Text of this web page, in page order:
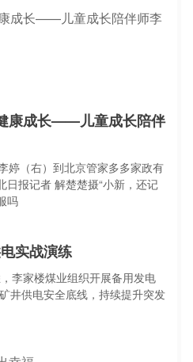
康成长——儿童成长陪伴
婷（右）到北京管家多多家政有
日报记者 解楚楚摄“小新，还记
吗
实战演练
李家楼煤业组织开展备用发电
井供电安全底线，持续提升突发